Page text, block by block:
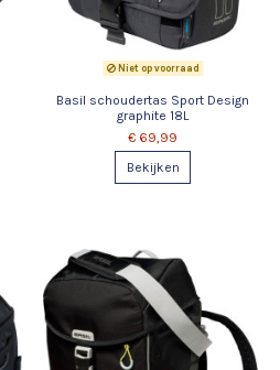
Niet op voorraad
Basil schoudertas Sport Design
graphite 18L
€ 69,99
Bekijken